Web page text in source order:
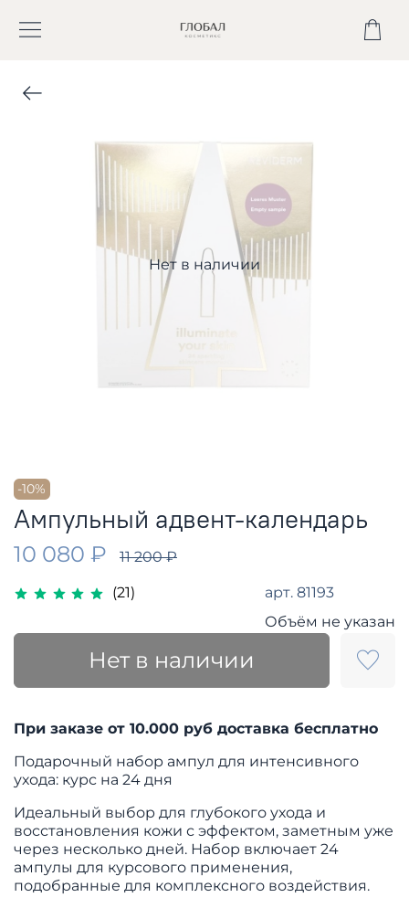
Нет в наличии
-10%
(21) арт. 81193
Объём не указан
Ампульный адвент-календарь
10 080 ₽ 11 200 ₽
Нет в наличии
При заказе от 10.000 руб доставка бесплатно
Подарочный набор ампул для интенсивного
ухода: курс на 24 дня
Идеальный выбор для глубокого ухода и
восстановления кожи с эффектом, заметным уже
через несколько дней. Набор включает 24
ампулы для курсового применения,
подобранные для комплексного воздействия.